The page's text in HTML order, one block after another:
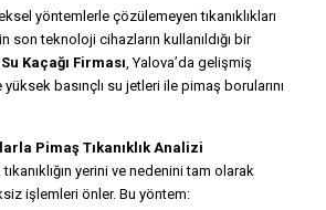
yöntemlerle çözülemeyen tıkanıklıkları
son teknoloji cihazların kullanıldığı bir
Kaçağı Firması , Yalova’da gelişmiş
basınçlı su jetleri ile pimaş borularını
Pimaş Tıkanıklık Analizi
yerini ve nedenini tam olarak
işlemleri önler. Bu yöntem: